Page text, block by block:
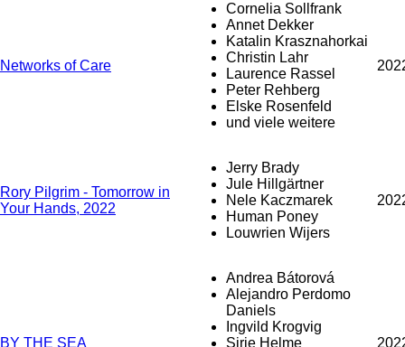
Networks of Care
Cornelia Sollfrank
Annet Dekker
Katalin Krasznahorkai
Christin Lahr
Laurence Rassel
Peter Rehberg
Elske Rosenfeld
und viele weitere
Rory Pilgrim - Tomorrow in
Your Hands, 2022
Jerry Brady
Jule Hillgärtner
Nele Kaczmarek
Human Poney
Louwrien Wijers
BY THE SEA
Andrea Bátorová
Alejandro Perdomo
Daniels
Ingvild Krogvig
Sirje Helme